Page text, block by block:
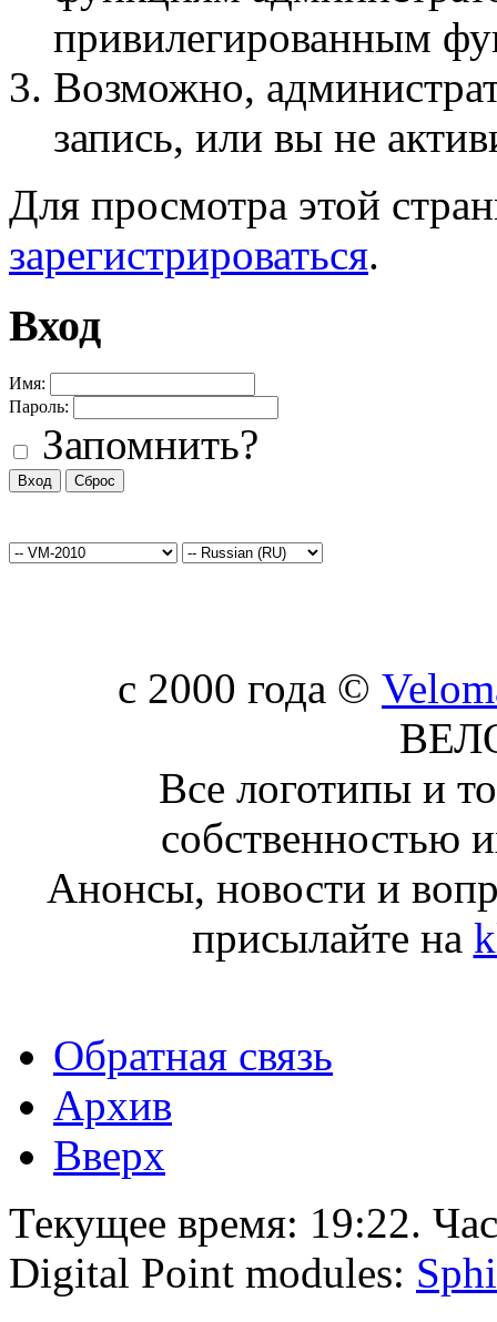
привилегированным
Возможно,
запись, или вы не
Для просмотра этой
зарегистрироваться.
Вход
Имя:
Пароль:
Запомнить?
c 2000 года ©
Все логотипы и
собственностью
Анонсы, новости и
присылайте на
Обратная связь
Архив
Вверх
Текущее время: 19:22.
Digital Point modules: